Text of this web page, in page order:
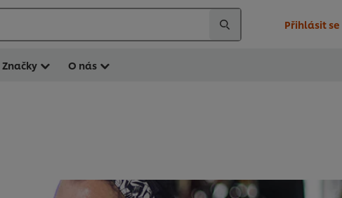
Přihlásit se
Značky O nás